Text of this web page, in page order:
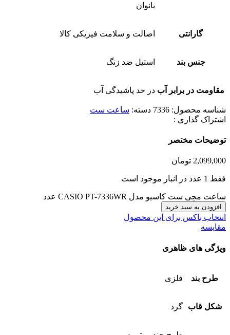
بانوان
گارانتی اصالت و سلامت فیزیکی کالا
جنس بند استیل ضد زنگ
مقاومت در برابر آب در حد پاشیدگی آب
شناسه محصول: 7336 دسته: ساعت ست
اشتراک گذاری :
توضیحات مختصر
2,099,000 تومان
فقط 1 عدد در انبار موجود است
ساعت مچی ست کاسیو مدل CASIO PT-7336WR عدد
افزودن به سبد خرید
انتخاب باکس برای این محصول
مقایسه
ویژگی های ظاهری
طرح بند فلزی
شکل قاب گرد